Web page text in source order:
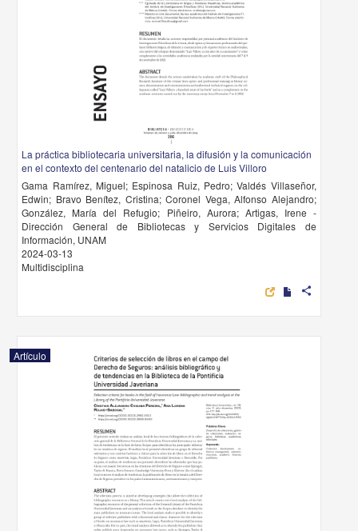
La práctica bibliotecaria universitaria, la difusión y la comunicación
en el contexto del centenario del natalicio de Luis Villoro
Gama Ramírez, Miguel; Espinosa Ruiz, Pedro; Valdés Villaseñor,
Edwin; Bravo Benítez, Cristina; Coronel Vega, Alfonso Alejandro;
González, María del Refugio; Piñeiro, Aurora; Artigas, Irene -
Dirección General de Bibliotecas y Servicios Digitales de
Información, UNAM
2024-03-13
Multidisciplina
share
Artículo